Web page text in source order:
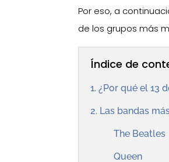
Por eso, a
de los grupos más
Índice de
1. ¿Por qué el 13
2. Las bandas
The Beatles
Queen